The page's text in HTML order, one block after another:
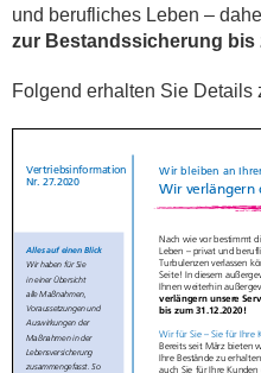
und berufliches Leben –
zur Bestandssicherung bis
Folgend erhalten Sie Details